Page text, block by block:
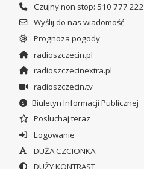
Czujny non stop: 510 777 222
Wyślij do nas wiadomość
Prognoza pogody
radioszczecin.pl
radioszczecinextra.pl
radioszczecin.tv
Biuletyn Informacji Publicznej
Posłuchaj teraz
Logowanie
DUŻA CZCIONKA
DUŻY KONTRAST